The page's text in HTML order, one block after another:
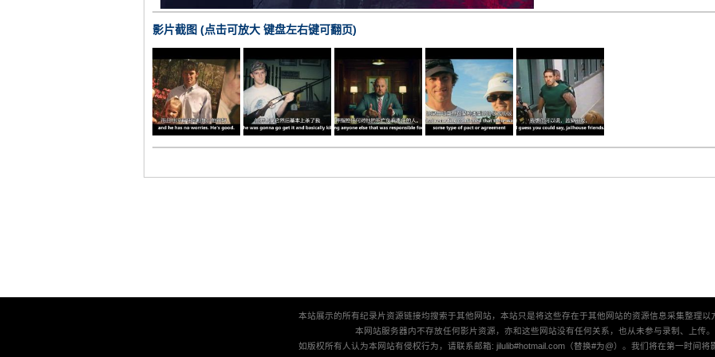
影片截图 (点击可放大 键盘左右键可翻页)
本站展示的所有纪录片资源链接均搜索于其他网站，本站只是将这些存在于其他网站的资源信息采集整理以
本网站服务器内不存放任何影片资源，亦和这些网站没有任何关系，也从未参与录制、上传。
如版权所有人认为本网站有侵权行为，请联系邮箱: jilulib#hotmail.com（替换#为@）。我们将在第一时间将